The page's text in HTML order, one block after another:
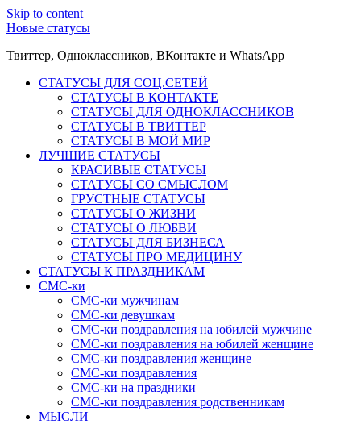
Skip to content
Новые статусы
Твиттер, Одноклассников, ВКонтакте и WhatsApp
СТАТУСЫ ДЛЯ СОЦ.СЕТЕЙ
СТАТУСЫ В КОНТАКТЕ
СТАТУСЫ ДЛЯ ОДНОКЛАССНИКОВ
СТАТУСЫ В ТВИТТЕР
СТАТУСЫ В МОЙ МИР
ЛУЧШИЕ СТАТУСЫ
КРАСИВЫЕ СТАТУСЫ
СТАТУСЫ СО СМЫСЛОМ
ГРУСТНЫЕ СТАТУСЫ
СТАТУСЫ О ЖИЗНИ
СТАТУСЫ О ЛЮБВИ
СТАТУСЫ ДЛЯ БИЗНЕСА
СТАТУСЫ ПРО МЕДИЦИНУ
СТАТУСЫ К ПРАЗДНИКАМ
СМС-ки
СМС-ки мужчинам
СМС-ки девушкам
СМС-ки поздравления на юбилей мужчине
СМС-ки поздравления на юбилей женщине
СМС-ки поздравления женщине
СМС-ки поздравления
СМС-ки на праздники
СМС-ки поздравления родственникам
МЫСЛИ